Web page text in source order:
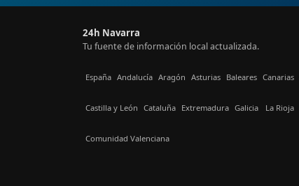
24h Navarra
Tu fuente de información local actualizada.
España Andalucía Aragón Asturias Baleares Canarias
Castilla y León Cataluña Extremadura Galicia La Rioja
Comunidad Valenciana